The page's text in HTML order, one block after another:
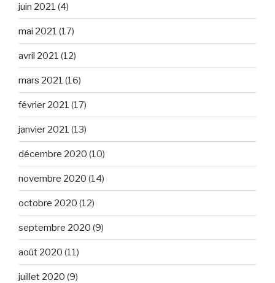
juin 2021 (4)
mai 2021 (17)
avril 2021 (12)
mars 2021 (16)
février 2021 (17)
janvier 2021 (13)
décembre 2020 (10)
novembre 2020 (14)
octobre 2020 (12)
septembre 2020 (9)
août 2020 (11)
juillet 2020 (9)